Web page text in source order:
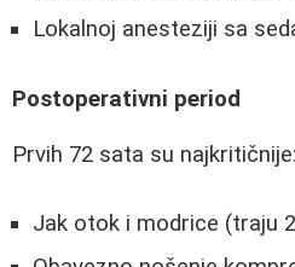
Lokalnoj anesteziji sa
Postoperativni period
Prvih 72 sata su najkritičnije:
Jak otok i modrice (traju